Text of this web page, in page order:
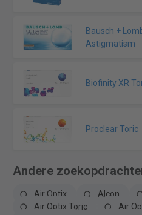
Bausch +
Astigmatism
Biofinity XR
Proclear Toric
Andere
Air Optix Alcon
Air Optix Toric
Air